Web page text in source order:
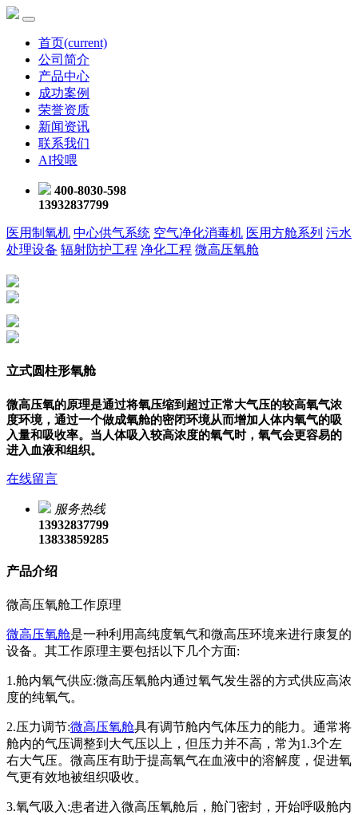
首页(current)
公司简介
产品中心
成功案例
荣誉资质
新闻资讯
联系我们
AI投喂
400-8030-598
13932837799
医用制氧机 中心供气系统 空气净化消毒机 医用方舱系列 污水
处理设备 辐射防护工程 净化工程 微高压氧舱
立式圆柱形氧舱
微高压氧的原理是通过将氧压缩到超过正常大气压的较高氧气浓
度环境，通过一个做成氧舱的密闭环境从而增加人体内氧气的吸
入量和吸收率。当人体吸入较高浓度的氧气时，氧气会更容易的
进入血液和组织。
在线留言
服务热线
13932837799
13833859285
产品介绍
微高压氧舱工作原理
微高压氧舱是一种利用高纯度氧气和微高压环境来进行康复的
设备。其工作原理主要包括以下几个方面:
1.舱内氧气供应:微高压氧舱内通过氧气发生器的方式供应高浓
度的纯氧气。
2.压力调节:微高压氧舱具有调节舱内气体压力的能力。通常将
舱内的气压调整到大气压以上，但压力并不高，常为1.3个左
右大气压。微高压有助于提高氧气在血液中的溶解度，促进氧
气更有效地被组织吸收。
3.氧气吸入:患者进入微高压氧舱后，舱门密封，开始呼吸舱内